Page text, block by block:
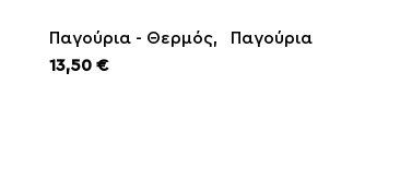
Παγούρια - Θερμός,
Παγούρια
13,50 €